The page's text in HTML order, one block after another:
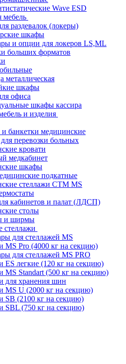
Wave ESD
мебель
раздевалок (локеры)
шкафы
и опции для локеров LS,ML
больших форматов
металлическая
шкафы
офиса
шкафы кассира
и изделия
банкетки медицинские
перевозки больных
кровати
медкабинет
шкафы
подкатные
стеллажи CTM MS
кабинетов и палат (ЛДСП)
столы
и ширмы
стеллажи
для стеллажей MS
MS Pro (4000 кг на секцию)
для стеллажей MS PRO
ES легкие (120 кг на секцию)
MS Standart (500 кг на секцию)
для хранения шин
MS U (2000 кг на секцию)
SB (2100 кг на секцию)
SBL (750 кг на секцию)